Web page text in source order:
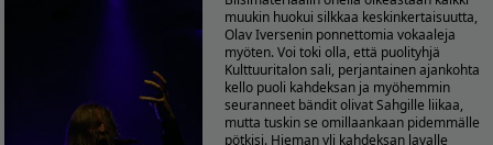
muukin huokui silkkaa keskinkertaisuutta,
Olav Iversenin ponnettomia vokaaleja
myöten. Voi toki olla, että puolityhjä
Kulttuuritalon sali, perjantainen ajankohta
kello puoli kahdeksan ja myöhemmin
seuranneet bändit olivat Sahgille liikaa,
mutta tuskin se omillaankaan pidemmälle
pötkisi. Hieman yli kahdeksan lavalle